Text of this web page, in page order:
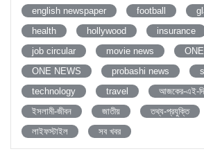
english newspaper
football
health
hollywood insurance
job circular
movie news
ONE NEWS
probashi news
technology
travel
আজকের-এই-
ইসলামী-জীবন
জাতীয় তথ্য-প্রযুক্তি
লাইফস্টাইল
সব খবর